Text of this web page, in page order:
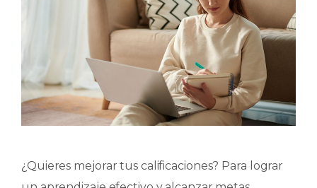
¿Quieres mejorar tus calificaciones? Para lograr